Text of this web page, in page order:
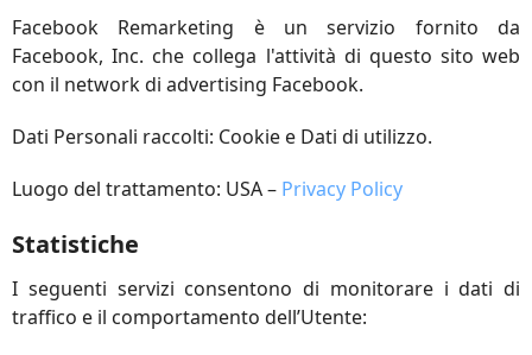
Facebook Remarketing è un servizio fornito da
Facebook, Inc. che collega l'attività di questo sito web
con il network di advertising Facebook.
Dati Personali raccolti: Cookie e Dati di utilizzo.
Luogo del trattamento: USA – Privacy Policy
Statistiche
I seguenti servizi consentono di monitorare i dati di
traffico e il comportamento dell’Utente: